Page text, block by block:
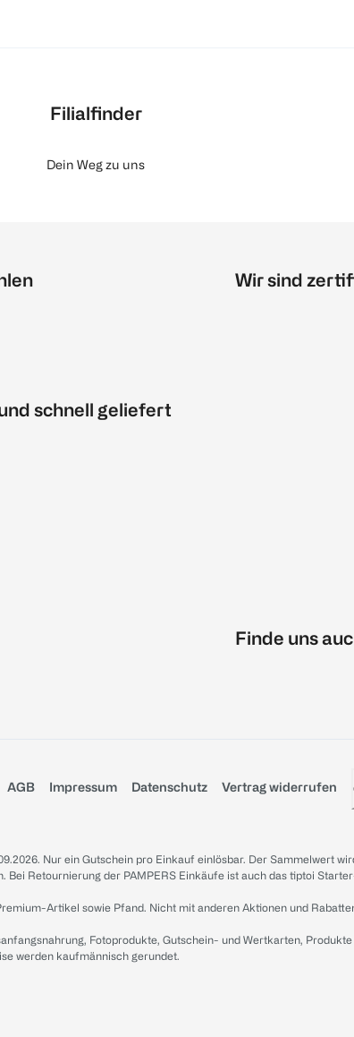
Filialfinder
Dein Weg zu uns
schnell geliefert
Wir sind
Finde uns
AGB Impressum Datenschutz Vertrag widerrufen
Nur ein Gutschein pro Einkauf einlösbar. Der Sammelwert
Bei Retournierung der PAMPERS Einkäufe ist auch das tiptoi
Artikel sowie Pfand. Nicht mit anderen Aktionen und
Fotoprodukte, Gutschein- und Wertkarten,
werden kaufmännisch gerundet.